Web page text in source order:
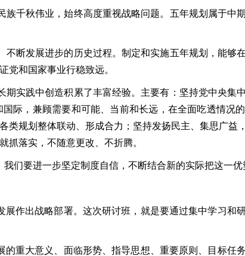
千秋伟业，始终高度重视战略问题。五年规划属于中
断发展进步的历史过程。制定和实施五年规划，能够
党和国家事业行稳致远。
践中创造积累了丰富经验。主要有：坚持党中央集
际，兼顾需要和可能、当前和长远，在全面吃透情况
规划整体联动、形成合力；坚持发扬民主、集思广益
抓落实，不随意更改、不折腾。
要进一步坚定制度自信，不断结合新的实际把这一优
作出战略部署。这次研讨班，就是要通过集中学习和
重大意义、面临形势、指导思想、重要原则、目标任